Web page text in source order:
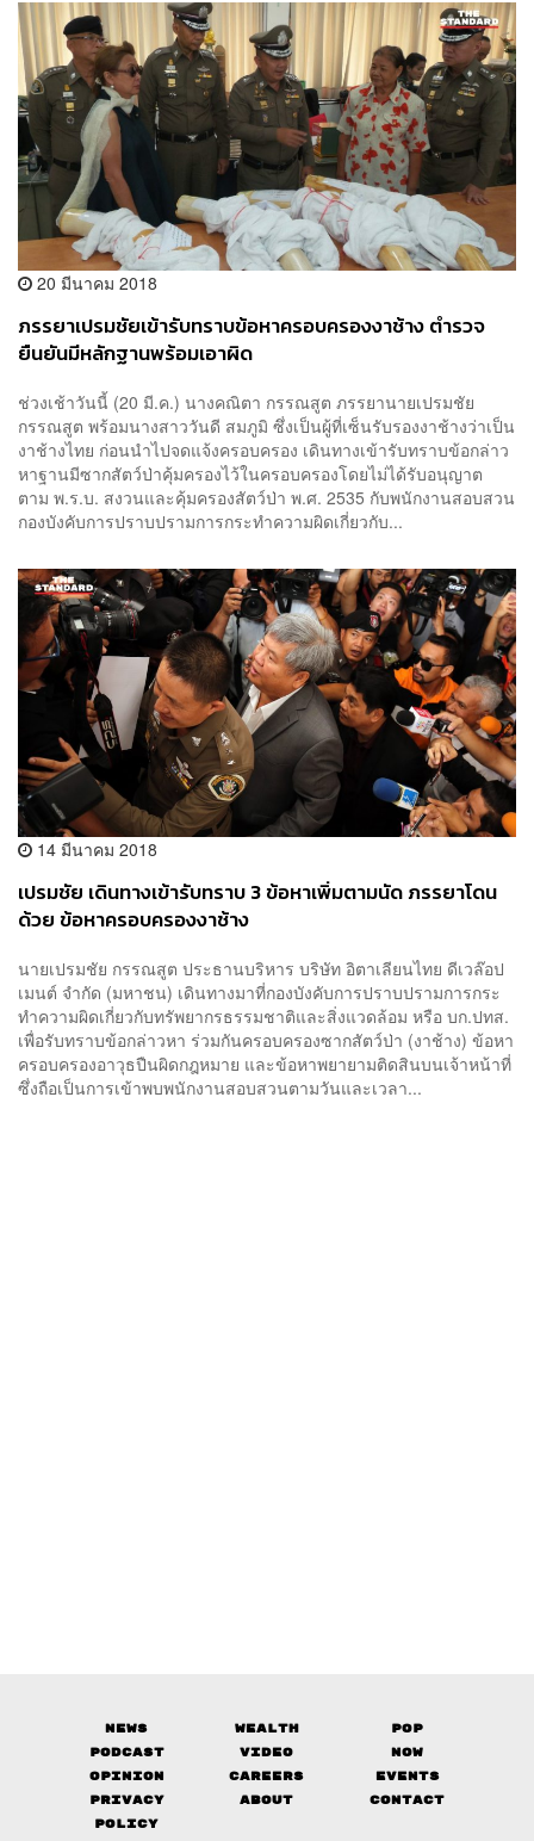
20 มีนาคม 2018
ภรรยาเปรมชัยเข้ารับทราบข้อหาครอบครองงาช้าง ตำรวจ
ยืนยันมีหลักฐานพร้อมเอาผิด
ช่วงเช้าวันนี้ (20 มี.ค.) นางคณิตา กรรณสูต ภรรยานายเปรมชัย
กรรณสูต พร้อมนางสาววันดี สมภูมิ ซึ่งเป็นผู้ที่เซ็นรับรองงาช้างว่าเป็น
งาช้างไทย ก่อนนำไปจดแจ้งครอบครอง เดินทางเข้ารับทราบข้อกล่าว
หาฐานมีซากสัตว์ป่าคุ้มครองไว้ในครอบครองโดยไม่ได้รับอนุญาต
ตาม พ.ร.บ. สงวนและคุ้มครองสัตว์ป่า พ.ศ. 2535 กับพนักงานสอบสวน
กองบังคับการปราบปรามการกระทำความผิดเกี่ยวกับ...
14 มีนาคม 2018
เปรมชัย เดินทางเข้ารับทราบ 3 ข้อหาเพิ่มตามนัด ภรรยาโดน
ด้วย ข้อหาครอบครองงาช้าง
นายเปรมชัย กรรณสูต ประธานบริหาร บริษัท อิตาเลียนไทย ดีเวล๊อป
เมนต์ จำกัด (มหาชน) เดินทางมาที่กองบังคับการปราบปรามการกระ
ทำความผิดเกี่ยวกับทรัพยากรธรรมชาติและสิ่งแวดล้อม หรือ บก.ปทส.
เพื่อรับทราบข้อกล่าวหา ร่วมกันครอบครองซากสัตว์ป่า (งาช้าง) ข้อหา
ครอบครองอาวุธปืนผิดกฎหมาย และข้อหาพยายามติดสินบนเจ้าหน้าที่
ซึ่งถือเป็นการเข้าพบพนักงานสอบสวนตามวันและเวลา...
News Wealth
Pop
Podcast
Video
Now
Opinion
Careers
Events
Privacy
Policy
About Contact